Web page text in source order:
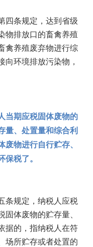
四条规定，达到省级
物排放口的畜禽养殖
禽养殖废弃物进行综
环境排放污染物，
当期应税固体废物的
量、处置量和综合利
物进行自行贮存、
税了。
条规定，纳税人应税
体废物的贮存量、
据的，指纳税人在符
场所贮存或者处置的